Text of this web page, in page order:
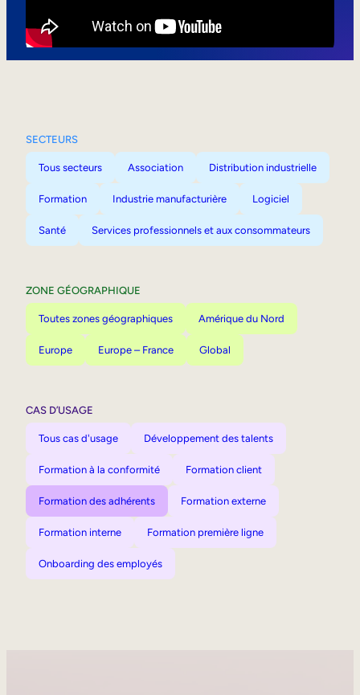
SECTEURS
Tous secteurs Association Distribution industrielle
Formation Industrie manufacturière Logiciel
Santé Services professionnels et aux consommateurs
ZONE GÉOGRAPHIQUE
Toutes zones géographiques Amérique du Nord
Europe Europe – France Global
CAS D’USAGE
Tous cas d'usage Développement des talents
Formation à la conformité Formation client
Formation des adhérents Formation externe
Formation interne Formation première ligne
Onboarding des employés